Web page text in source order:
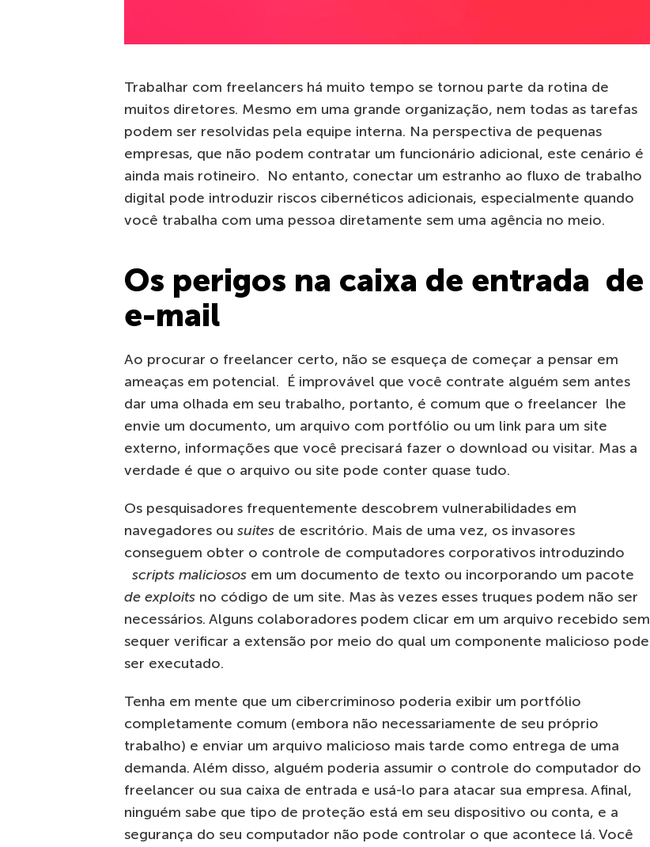
Trabalhar com freelancers há muito tempo se tornou parte da rotina de
muitos diretores. Mesmo em uma grande organização, nem todas as tarefas
podem ser resolvidas pela equipe interna. Na perspectiva de pequenas
empresas, que não podem contratar um funcionário adicional, este cenário é
ainda mais rotineiro. No entanto, conectar um estranho ao fluxo de trabalho
digital pode introduzir riscos cibernéticos adicionais, especialmente quando
você trabalha com uma pessoa diretamente sem uma agência no meio.
Os perigos na caixa de entrada de
e-mail
Ao procurar o freelancer certo, não se esqueça de começar a pensar em
ameaças em potencial. É improvável que você contrate alguém sem antes
dar uma olhada em seu trabalho, portanto, é comum que o freelancer lhe
envie um documento, um arquivo com portfólio ou um link para um site
externo, informações que você precisará fazer o download ou visitar. Mas a
verdade é que o arquivo ou site pode conter quase tudo.
Os pesquisadores frequentemente descobrem vulnerabilidades em
navegadores ou suites de escritório. Mais de uma vez, os invasores
conseguem obter o controle de computadores corporativos introduzindo
scripts maliciosos em um documento de texto ou incorporando um pacote
de exploits no código de um site. Mas às vezes esses truques podem não ser
necessários. Alguns colaboradores podem clicar em um arquivo recebido sem
sequer verificar a extensão por meio do qual um componente malicioso pode
ser executado.
Tenha em mente que um cibercriminoso poderia exibir um portfólio
completamente comum (embora não necessariamente de seu próprio
trabalho) e enviar um arquivo malicioso mais tarde como entrega de uma
demanda. Além disso, alguém poderia assumir o controle do computador do
freelancer ou sua caixa de entrada e usá-lo para atacar sua empresa. Afinal,
ninguém sabe que tipo de proteção está em seu dispositivo ou conta, e a
segurança do seu computador não pode controlar o que acontece lá. Você